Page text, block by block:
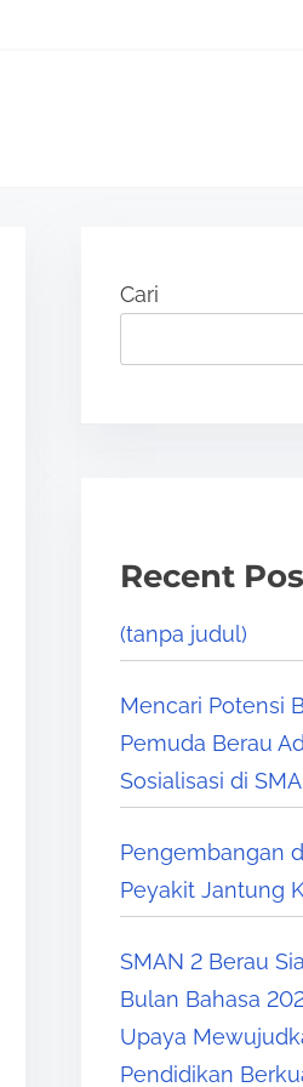
Cari
Recent
(tanpa judul)
Mencari Potensi
Pemuda Berau
Sosialisasi di
Pengembangan
Peyakit Jantung
SMAN 2 Berau
Bulan Bahasa
Upaya
Pendidikan